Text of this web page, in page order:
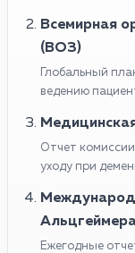
Всемирная
(ВОЗ)
Глобальный
ведению
Отчет
уходу при
Ежегодные